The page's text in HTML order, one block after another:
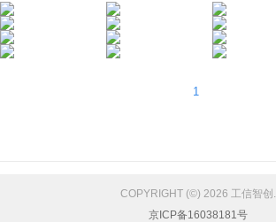
1
COPYRIGHT (©) 2026 工信智创.
京ICP备16038181号